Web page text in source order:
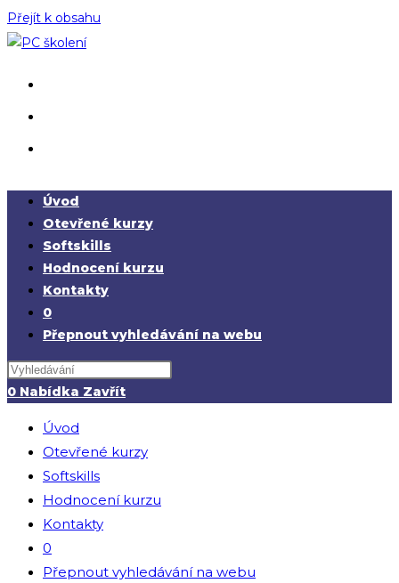
Přejít k obsahu
Úvod
Otevřené kurzy
Softskills
Hodnocení kurzu
Kontakty
0
Přepnout vyhledávání na webu
0 Nabídka Zavřít
Úvod
Otevřené kurzy
Softskills
Hodnocení kurzu
Kontakty
0
Přepnout vyhledávání na webu